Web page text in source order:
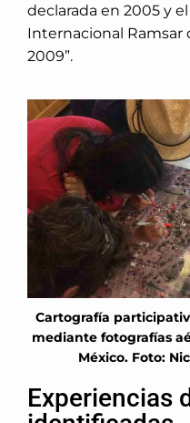
declarada en 2005 y
Internacional Ramsar
2009”.
Cartografía
mediante fotografías
México. Foto:
Experiencias